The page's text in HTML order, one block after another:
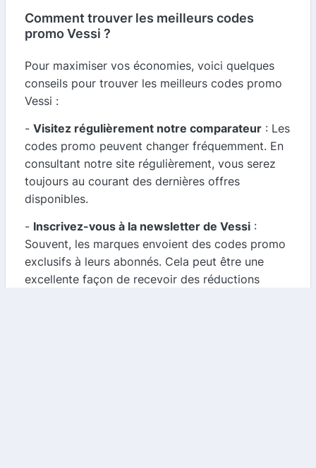
Comment trouver les meilleurs codes
promo Vessi ?
Pour maximiser vos économies, voici quelques
conseils pour trouver les meilleurs codes promo
Vessi :
- Visitez régulièrement notre comparateur : Les
codes promo peuvent changer fréquemment. En
consultant notre site régulièrement, vous serez
toujours au courant des dernières offres
disponibles.
- Inscrivez-vous à la newsletter de Vessi :
Souvent, les marques envoient des codes promo
exclusifs à leurs abonnés. Cela peut être une
excellente façon de recevoir des réductions